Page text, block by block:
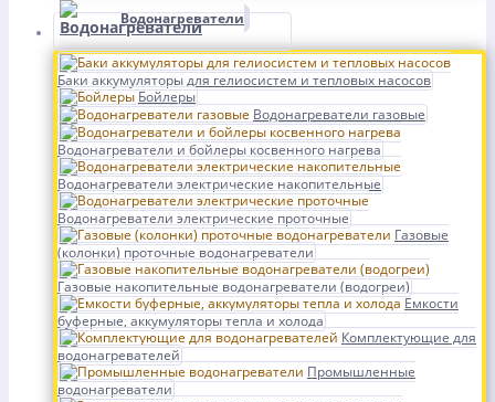
Водонагреватели
Баки аккумуляторы для гелиосистем и тепловых насосов
Бойлеры
Водонагреватели газовые
Водонагреватели и бойлеры косвенного нагрева
Водонагреватели электрические накопительные
Водонагреватели электрические проточные
Газовые
(колонки) проточные водонагреватели
Газовые накопительные водонагреватели (водогреи)
Емкости
буферные, аккумуляторы тепла и холода
Комплектующие для
водонагревателей
Промышленные
водонагреватели